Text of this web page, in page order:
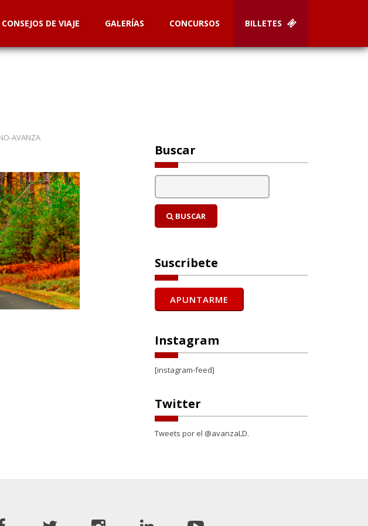
CONSEJOS DE VIAJE GALERÍAS CONCURSOS BILLETES
AVANZA
Buscar
BUSCAR
Suscribete
Instagram
[instagram-feed]
Twitter
Tweets por el @avanzaLD.